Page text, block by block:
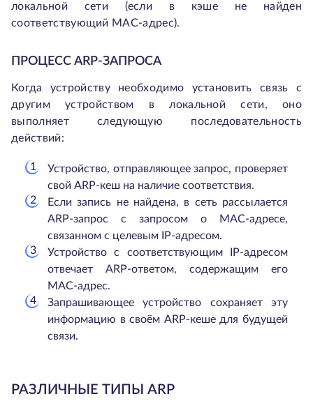
локальной сети (если в кэше не найден
соответствующий MAC-адрес).
ПРОЦЕСС ARP-ЗАПРОСА
Когда устройству необходимо установить связь с
другим устройством в локальной сети, оно
выполняет следующую последовательность
действий:
Устройство, отправляющее запрос, проверяет
свой ARP-кеш на наличие соответствия.
Если запись не найдена, в сеть рассылается
ARP-запрос с запросом о MAC-адресе,
связанном с целевым IP-адресом.
Устройство с соответствующим IP-адресом
отвечает ARP-ответом, содержащим его
MAC-адрес.
Запрашивающее устройство сохраняет эту
информацию в своём ARP-кеше для будущей
связи.
РАЗЛИЧНЫЕ ТИПЫ ARP